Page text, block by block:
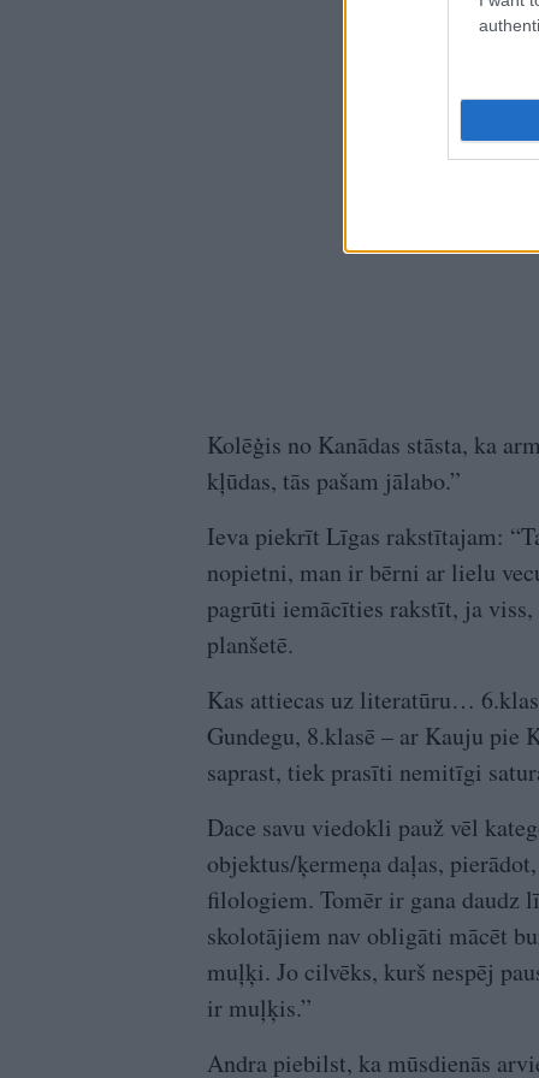
Kolēģis no Kanādas stāsta, ka
kļūdas, tās pašam jālabo.”
Ieva piekrīt Līgas rakstītajam:
nopietni, man ir bērni ar lielu
pagrūti iemācīties rakstīt, ja
planšetē.
Kas attiecas uz literatūru…
Gundegu, 8.klasē – ar Kauju pie
saprast, tiek prasīti nemitīgi
Dace savu viedokli pauž vēl
objektus/ķermeņa daļas,
filologiem. Tomēr ir gana daudz
skolotājiem nav obligāti mācēt
muļķi. Jo cilvēks, kurš nespēj
ir muļķis.”
Andra piebilst, ka mūsdienās